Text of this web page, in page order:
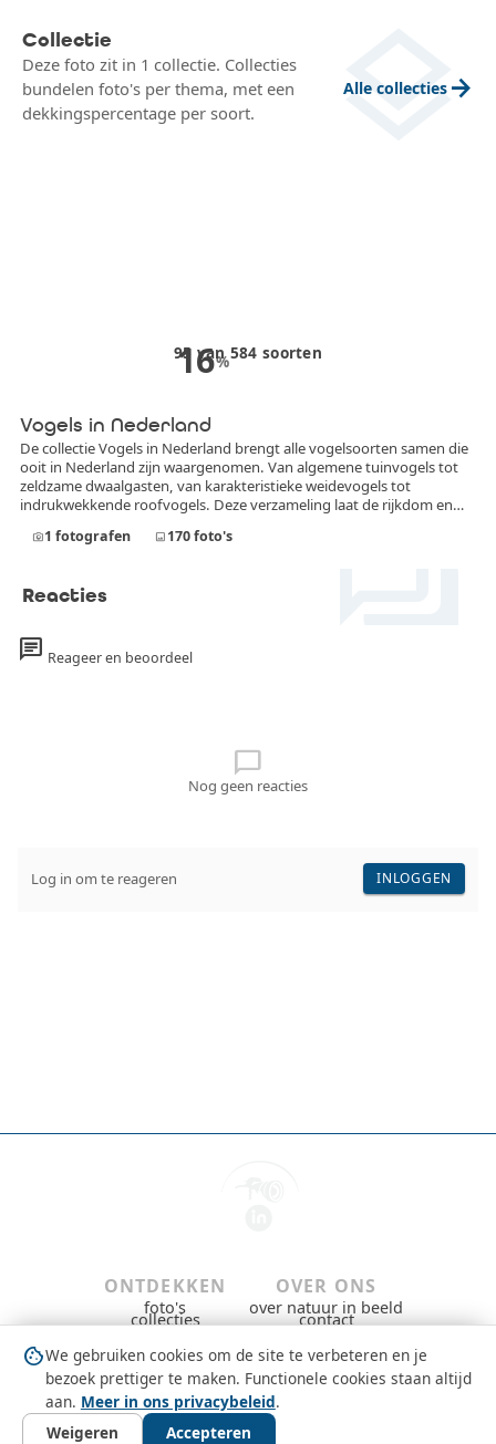
cookieWe gebruiken cookies om de site te verbeteren en je
bezoek prettiger te maken. Functionele cookies staan altijd
aan. Meer in ons privacybeleid.
Weigeren
Accepteren
layers
Collectie
Deze foto zit in 1 collectie. Collecties
bundelen foto's per thema, met een
dekkingspercentage per soort.
Alle collecties arrow_forward
16%
95 van584 soorten
Vogels in Nederland
De collectie Vogels in Nederland brengt alle vogelsoorten samen die
ooit in Nederland zijn waargenomen. Van algemene tuinvogels tot
zeldzame dwaalgasten, van karakteristieke weidevogels tot
indrukwekkende roofvogels. Deze verzameling laat de rijkdom en
worden uitsluitend foto’s opgenomen die daadwerkelijk in
standvogel, broedvogel, doortrekker, wintergast of incidentele
photo_camera1 fotografen image 170foto's
Reacties
chat Reageer en beoordeel
chat_bubble_outline
Nog geen reacties
Log in om te reageren INLOGGEN
ONTDEKKEN
foto's
collecties
gebieden & groepen
dieren
nieuws
OVER ONS
over natuur in beeld
contact
privacybeleid
gebruiksvoorwaarden
copyright
MEEDOEN
gratis aanmelden
inloggen